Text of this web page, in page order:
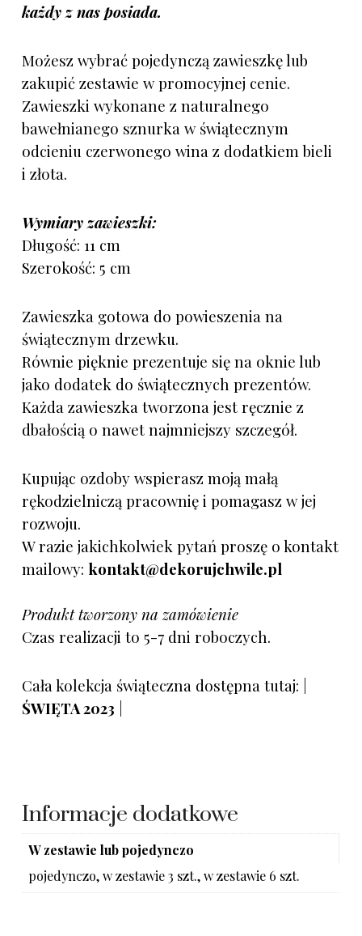
każdy z nas posiada.
Możesz wybrać pojedynczą zawieszkę lub
zakupić zestawie w promocyjnej cenie.
Zawieszki wykonane z naturalnego
bawełnianego sznurka w świątecznym
odcieniu czerwonego wina z dodatkiem bieli
i złota.
Wymiary zawieszki:
Długość: 11 cm
Szerokość: 5 cm
Zawieszka gotowa do powieszenia na
świątecznym drzewku.
Równie pięknie prezentuje się na oknie lub
jako dodatek do świątecznych prezentów.
Każda zawieszka tworzona jest ręcznie z
dbałością o nawet najmniejszy szczegół.
Kupując ozdoby wspierasz moją małą
rękodzielniczą pracownię i pomagasz w jej
rozwoju.
W razie jakichkolwiek pytań proszę o kontakt
mailowy: kontakt@dekorujchwile.pl
Produkt tworzony na zamówienie
Czas realizacji to 5-7 dni roboczych.
Cała kolekcja świąteczna dostępna tutaj: |
ŚWIĘTA 2023
Informacje dodatkowe
W zestawie lub pojedynczo
pojedynczo, w zestawie 3 szt., w zestawie 6 szt.